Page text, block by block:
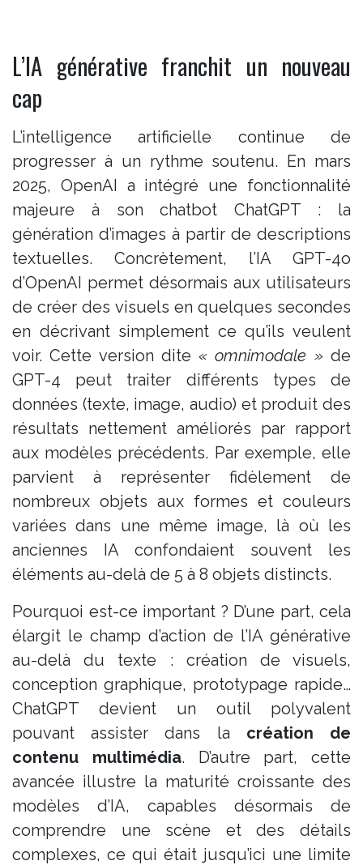
L’IA générative franchit un nouveau
cap
L’intelligence artificielle continue de
progresser à un rythme soutenu. En mars
2025, OpenAI a intégré une fonctionnalité
majeure à son chatbot ChatGPT : la
génération d’images à partir de descriptions
textuelles​. Concrètement, l’IA GPT-4o
d’OpenAI permet désormais aux utilisateurs
de créer des visuels en quelques secondes
en décrivant simplement ce qu’ils veulent
voir. Cette version dite« omnimodale » de
GPT-4 peut traiter différents types de
données (texte, image, audio) et produit des
résultats nettement améliorés par rapport
aux modèles précédents​. Par exemple, elle
parvient à représenter fidèlement de
nombreux objets aux formes et couleurs
variées dans une même image, là où les
anciennes IA confondaient souvent les
éléments au-delà de 5 à 8 objets distincts​.
Pourquoi est-ce important ? D’une part, cela
élargit le champ d’action de l’IA générative
au-delà du texte : création de visuels,
conception graphique, prototypage rapide…
ChatGPT devient un outil polyvalent
pouvant assister dans la création de
contenu multimédia. D’autre part, cette
avancée illustre la maturité croissante des
modèles d’IA, capables désormais de
comprendre une scène et des détails
complexes, ce qui était jusqu’ici une limite